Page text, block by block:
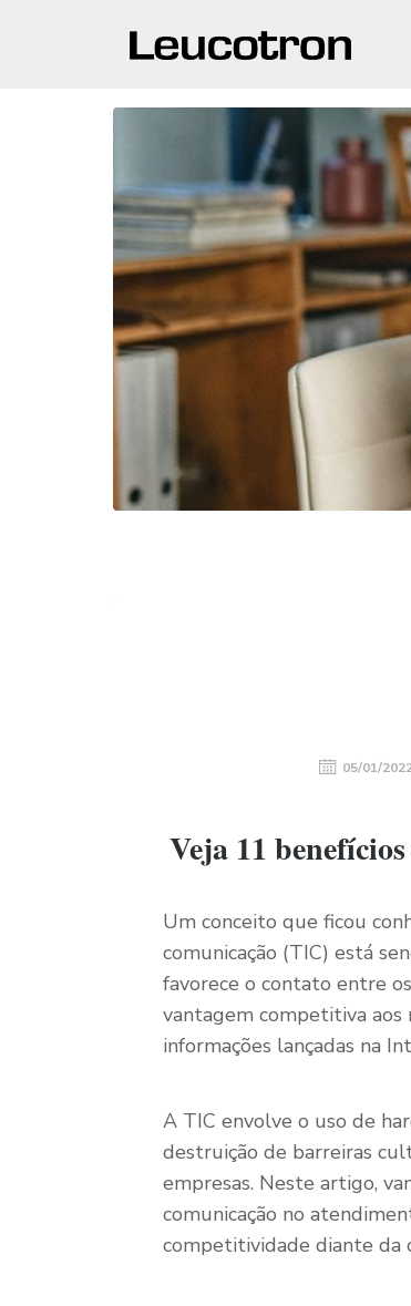
05/01/
Veja 11
Um conceito que ficou
comunicação (TIC) está
favorece o contato entre
vantagem competitiva aos
informações lançadas na
A TIC envolve o uso de
destruição de barreiras
empresas. Neste artigo,
comunicação no
competitividade diante da